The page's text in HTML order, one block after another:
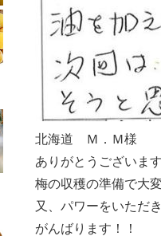
北海道 Ｍ．Ｍ様
ありがとうございます
梅の収穫の準備で大
又、パワーをいただ
がんばります！！